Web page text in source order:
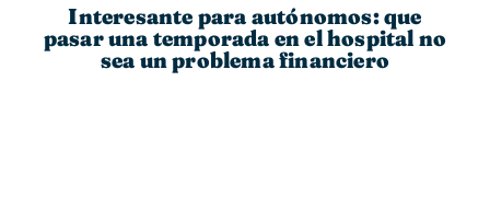
Interesante para autónomos: que
pasar una temporada en el hospital no
sea un problema financiero